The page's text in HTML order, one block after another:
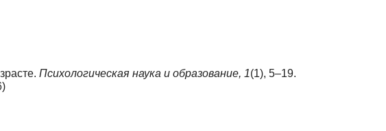
Психологическая наука и образование, 1(1), 5–19.